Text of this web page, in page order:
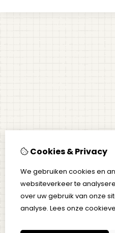
Cookies & Privacy
We gebruiken cookies en
websiteverkeer te
over uw gebruik van onze
analyse. Lees onze